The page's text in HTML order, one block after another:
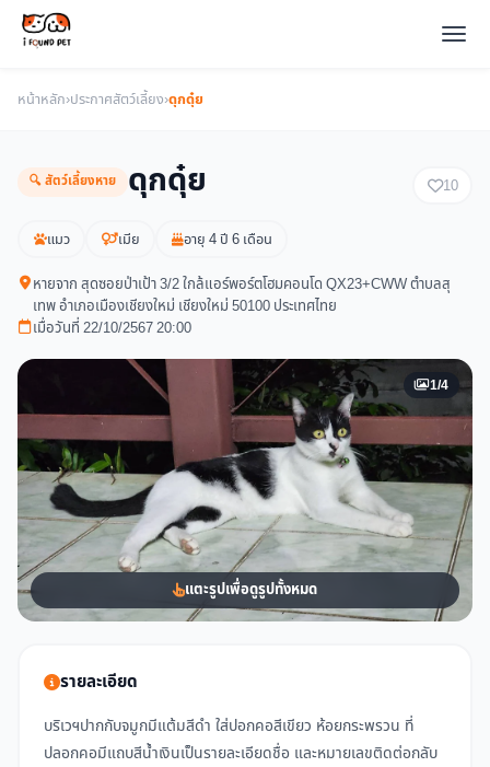
หน้าหลัก›ประกาศสัตว์เลี้ยง›ดุกดุ๋ย
🔍 สัตว์เลี้ยงหาย ดุกดุ๋ย 10
แมว เมีย อายุ 4 ปี 6 เดือน
หายจาก สุดซอยป่าเป้า 3/2 ใกล้แอร์พอร์ตโฮมคอนโด QX23+CWW ตำบลสุ
เทพ อำเภอเมืองเชียงใหม่ เชียงใหม่ 50100 ประเทศไทย
เมื่อวันที่ 22/10/2567 20:00
1/4
แตะรูปเพื่อดูรูปทั้งหมด
รายละเอียด
บริเวฯปากกับจมูกมีแต้มสีดำ ใส่ปอกคอสีเขียว ห้อยกระพรวน ที่
ปลอกคอมีแถบสีน้ำเงินเป็นรายละเอียดชื่อ และหมายเลขติดต่อกลับ